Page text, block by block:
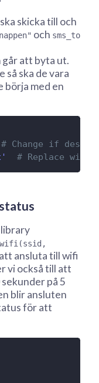
skicka till och
och sms_to
går att byta ut.
så ska de vara
börja med en
# Change if
# Replace with
library
ansluta till wifi
vi också till att
på 5
blir ansluten
för att